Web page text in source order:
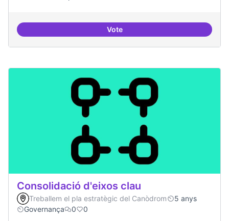
VoteServei estable de migració al
Consolidació d'eixos clau
Treballem el pla estratègic del Canòdrom
5 anys
Governança
0 0